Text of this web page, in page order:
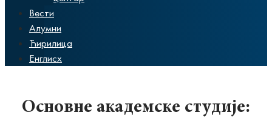
Вести
Алумни
Ћирилица
Енглисх
Основне академске студије: